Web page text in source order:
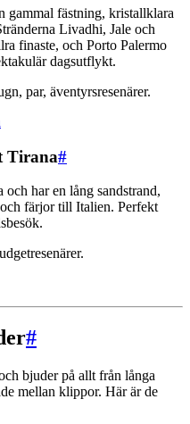
gammal fästning, kristallklara
Livadhi, Jale och
finaste, och Porto Palermo
dagsutflykt.
par, äventyrsresenärer.
Tirana#
har en lång sandstrand,
färjor till Italien. Perfekt
#
bjuder på allt från långa
mellan klippor. Här är de